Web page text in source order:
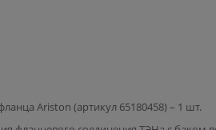
Ariston (артикул 65180458) – 1 шт.